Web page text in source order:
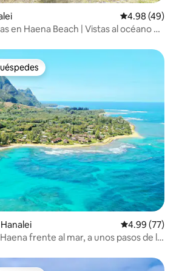
Calificación
4.98 (49)
en Haena Beach | Vistas al océano y
entre huéspedes
Calificación
4.99 (77)
frente al mar, a unos pasos de la